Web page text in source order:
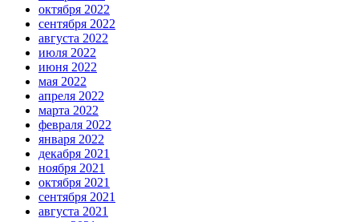
октября 2022
сентября 2022
августа 2022
июля 2022
июня 2022
мая 2022
апреля 2022
марта 2022
февраля 2022
января 2022
декабря 2021
ноября 2021
октября 2021
сентября 2021
августа 2021